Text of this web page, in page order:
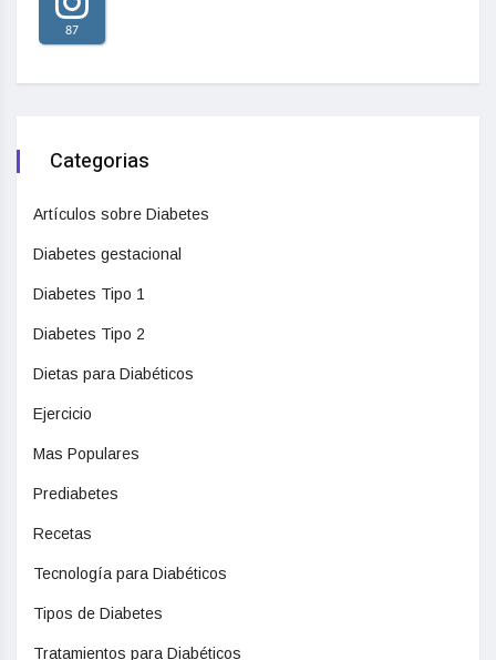
87
Categorias
Artículos sobre Diabetes
Diabetes gestacional
Diabetes Tipo 1
Diabetes Tipo 2
Dietas para Diabéticos
Ejercicio
Mas Populares
Prediabetes
Recetas
Tecnología para Diabéticos
Tipos de Diabetes
Tratamientos para Diabéticos